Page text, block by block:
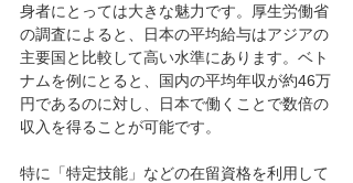
身者にとっては大きな魅力です。厚生労働省
の調査によると、日本の平均給与はアジアの
主要国と比較して高い水準にあります。ベト
ナムを例にとると、国内の平均年収が約46万
円であるのに対し、日本で働くことで数倍の
収入を得ることが可能です。
特に「特定技能」などの在留資格を利用して